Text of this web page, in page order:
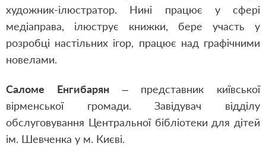
художник-ілюстратор. Нині працює у сфері
медіаправа, ілюструє книжки, бере участь у
розробці настільних ігор, працює над графічними
новелами.
Саломе Енгибарян– представник київської
вірменської громади. Завідувач відділу
обслуговування Центральної бібліотеки для дітей
ім. Шевченка у м. Києві.